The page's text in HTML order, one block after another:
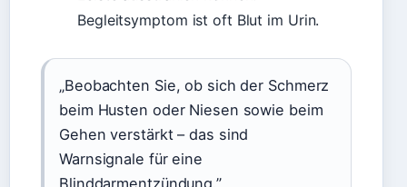
Begleitsymptom ist oft Blut im Urin.
„Beobachten Sie, ob sich der Schmerz
beim Husten oder Niesen sowie beim
Gehen verstärkt – das sind
Warnsignale für eine